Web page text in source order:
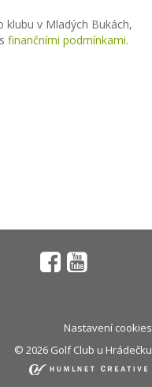
v Mladých Bukách,
finančními podmínkami.
Nastavení cookies
© 2026 Golf Club u Hrádečku